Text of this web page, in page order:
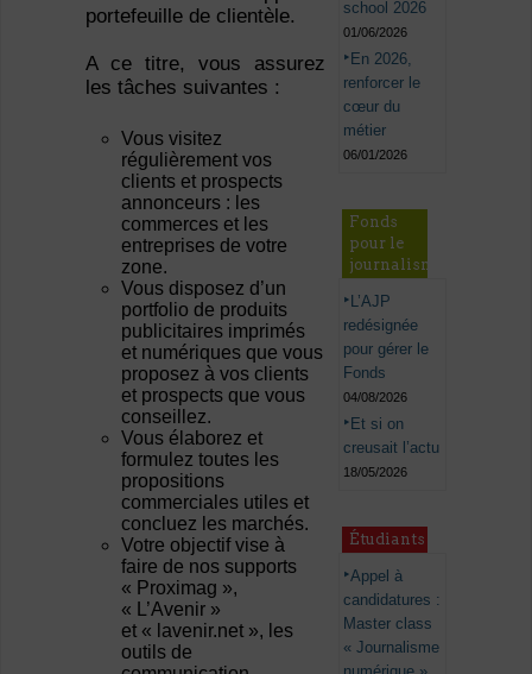
portefeuille de clientèle.
A ce titre, vous assurez
les tâches suivantes :
Vous visitez
régulièrement vos
clients et prospects
annonceurs : les
commerces et les
entreprises de votre
zone.
Vous disposez d’un
portfolio de produits
publicitaires imprimés
et numériques que vous
proposez à vos clients
et prospects que vous
conseillez.
Vous élaborez et
formulez toutes les
propositions
commerciales utiles et
concluez les marchés.
Votre objectif vise à
faire de nos supports
« Proximag »,
« L’Avenir »
et « lavenir.net », les
outils de
school 2026
01/06/2026
En 2026,
renforcer le
cœur du
métier
06/01/2026
Fonds
pour le
journalisme
L’AJP
redésignée
pour gérer le
Fonds
04/08/2026
Et si on
creusait l’actu
18/05/2026
Étudiants
Appel à
candidatures :
Master class
« Journalisme